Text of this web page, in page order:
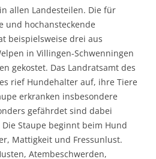
allen Landesteilen. Die für
und hochansteckende
beispielsweise drei aus
in Villingen-Schwenningen
gekostet. Das Landratsamt des
rief Hundehalter auf, ihre Tiere
erkranken insbesondere
gefährdet sind dabei
Staupe beginnt beim Hund
Mattigkeit und Fressunlust.
Atembeschwerden,